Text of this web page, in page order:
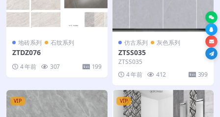
地砖系列 石纹系列
ZTDZ076
4 年前 307 199
仿古系列 灰色系列
ZTSS035
ZTSS035
4 年前
412 399
VIP VIP